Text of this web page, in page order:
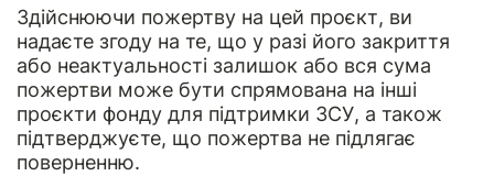
Здійснюючи пожертву на цей проєкт, ви
надаєте згоду на те, що у разі його закриття
або неактуальності залишок або вся сума
пожертви може бути спрямована на інші
проєкти фонду для підтримки ЗСУ, а також
підтверджуєте, що пожертва не підлягає
поверненню.